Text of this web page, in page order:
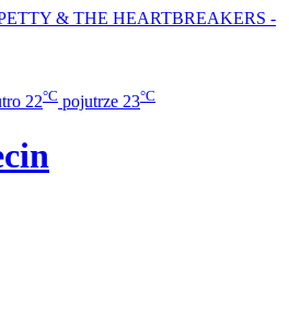
& THE HEARTBREAKERS -
22°C pojutrze 23°C